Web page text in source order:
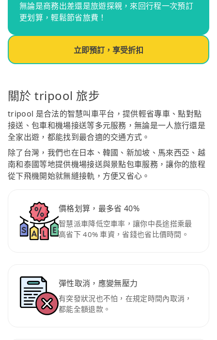
無論是商務出差還是旅遊探親，來回行程一次預訂
更划算，輕鬆節省旅費！
立即預訂，享受折扣
關於 tripool 旅步
tripool 是合法的智慧叫車平台，提供輕省專車、點對點
接送、包車和機場接送等多元服務，無論是一人旅行還是
全家出遊，都能找到最合適的交通方式。
除了台灣，我們也在日本、韓國、新加坡、馬來西亞、越
南和泰國等地提供機場接送與景點包車服務，讓你的旅程
從下飛機開始就無縫接軌，方便又省心。
價格划算，最多省 40%
智慧派車降低空車率，讓你中長途搭乘最
高省下 40% 車資，省錢也省比價時間。
彈性取消，應變無壓力
有突發狀況也不怕，在規定時間內取消，
都能全額退款。